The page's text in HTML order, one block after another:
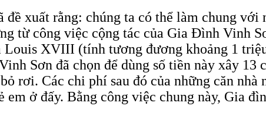
đề xuất rằng: chúng ta có thể làm chung
từ công việc cộng tác của Gia Đình Vinh
XVIII (tính tương đương khoảng 1
Sơn đã chọn để dùng số tiền này xây 13
rơi. Các chi phí sau đó của những căn
ở đấy. Bằng công việc chung này, Gia